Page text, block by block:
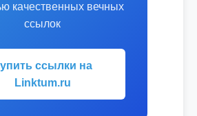
качественных вечных
ссылок
ссылки на
Linktum.ru